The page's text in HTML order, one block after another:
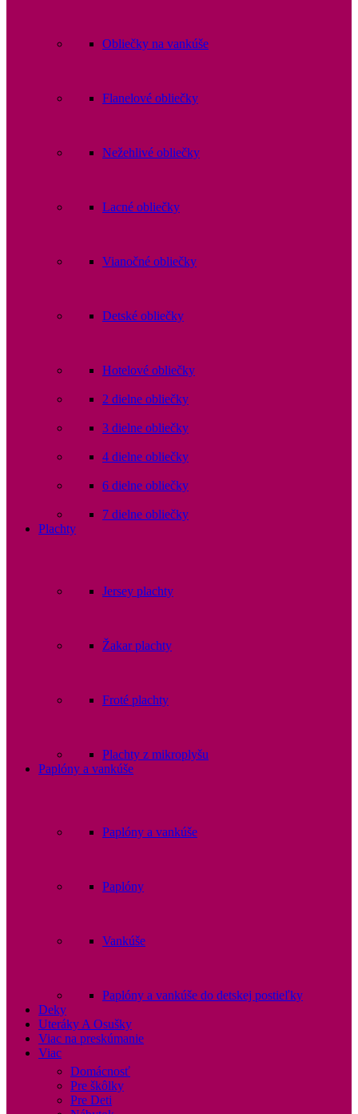
Obliečky na vankúše
Flanelové obliečky
Nežehlivé obliečky
Lacné obliečky
Vianočné obliečky
Detské obliečky
Hotelové obliečky
2 dielne obliečky
3 dielne obliečky
4 dielne obliečky
6 dielne obliečky
7 dielne obliečky
Plachty
Jersey plachty
Žakar plachty
Froté plachty
Plachty z mikroplyšu
Paplóny a vankúše
Paplóny a vankúše
Paplóny
Vankúše
Paplóny a vankúše do detskej postieľky
Deky
Uteráky A Osušky
Viac na preskúmanie
Viac
Domácnosť
Pre škôlky
Pre Deti